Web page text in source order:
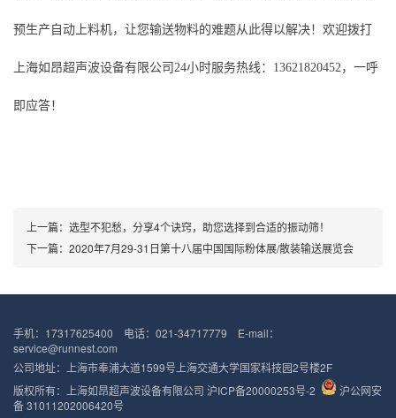
预生产自动上料机，让您输送物料的难题从此得以解决！欢迎拨打
上海如昂超声波设备有限公司24小时服务热线：13621820452，一呼
即应答！
上一篇： 选型不犯愁，分享4个诀窍，助您选择到合适的振动筛！
下一篇： 2020年7月29-31日第十八届中国国际粉体展/散装输送展览会
手机：17317625400 电话：021-34717779 E-mail：
service@runnest.com
公司地址：上海市奉浦大道1599号上海交通大学国家科技园2号楼2F
版权所有：上海如昂超声波设备有限公司 沪ICP备20000253号-2
沪公网安
备 31011202006420号